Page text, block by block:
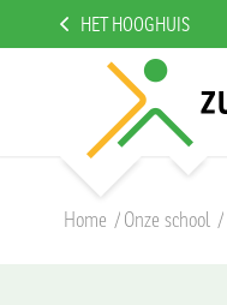
HET HOOGHUIS
Home /Onze school /